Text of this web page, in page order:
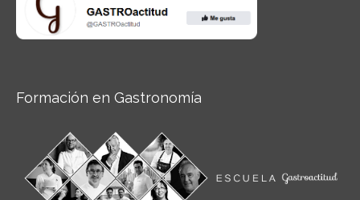
Formación en Gastronomía